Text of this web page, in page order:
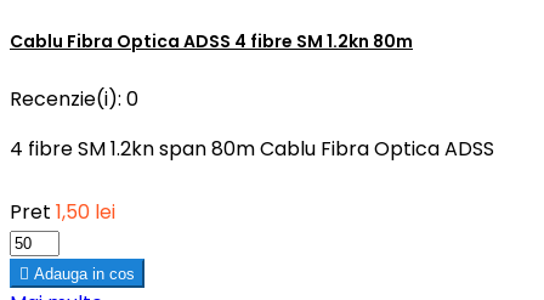
Cablu Fibra Optica ADSS 4 fibre SM 1.2kn 80m
Recenzie(i): 0
4 fibre SM 1.2kn span 80m Cablu Fibra Optica ADSS
Pret 1,50 lei
 Adauga in cos